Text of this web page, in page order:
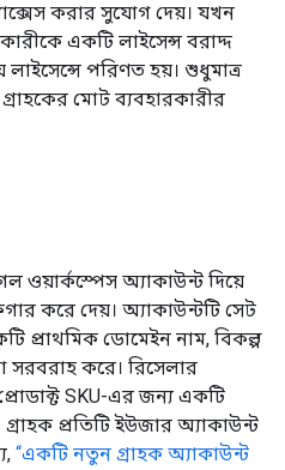
করার সুযোগ দেয়। যখন
একটি লাইসেন্স বরাদ্দ
পরিণত হয়। শুধুমাত্র
মোট ব্যবহারকারীর
অ্যাকাউন্ট দিয়ে
করে দেয়। অ্যাকাউন্টটি সেট
প্রাথমিক ডোমেইন নাম, বিকল্প
করে। রিসেলার
SKU-এর জন্য একটি
প্রতিটি ইউজার অ্যাকাউন্ট
“একটি নতুন গ্রাহক অ্যাকাউন্ট